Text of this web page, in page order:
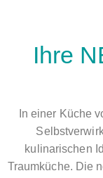
Ihre
In einer Küche
kulinarischen
Traumküche. Die